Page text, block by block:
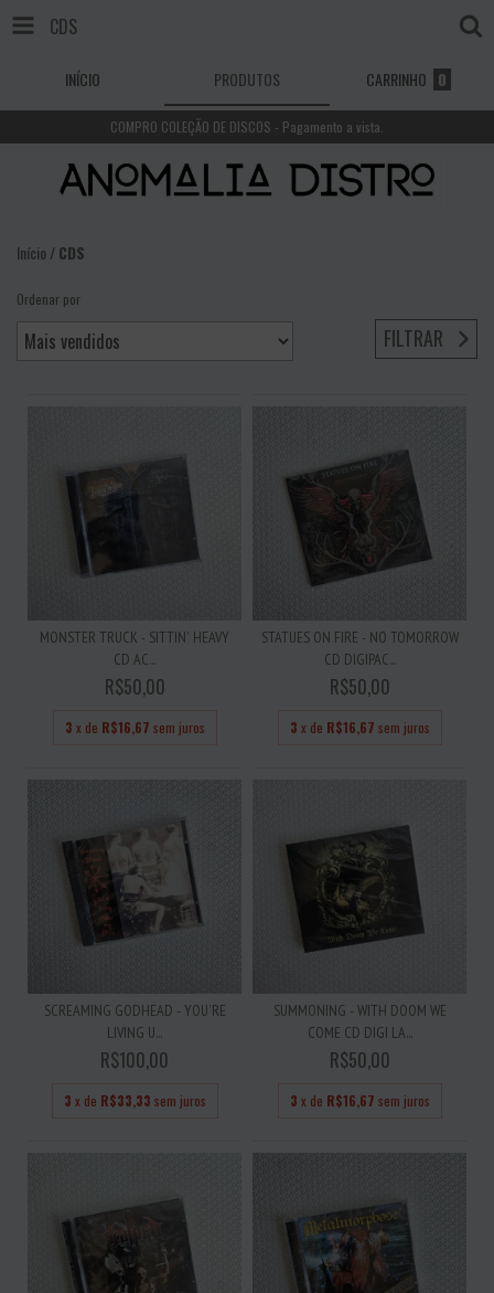
CDS
INÍCIO PRODUTOS CARRINHO 0
COMPRO COLEÇÃO DE DISCOS - Pagamento a vista.
Início /CDS
Ordenar por
FILTRAR
MONSTER TRUCK - SITTIN' HEAVY
CD AC...
R$50,00
3 x de R$16,67 sem juros
STATUES ON FIRE - NO TOMORROW
CD DIGIPAC...
R$50,00
3 x de R$16,67 sem juros
SCREAMING GODHEAD - YOU'RE
LIVING U...
R$100,00
3 x de R$33,33 sem juros
SUMMONING - WITH DOOM WE
COME CD DIGI LA...
R$50,00
3 x de R$16,67 sem juros